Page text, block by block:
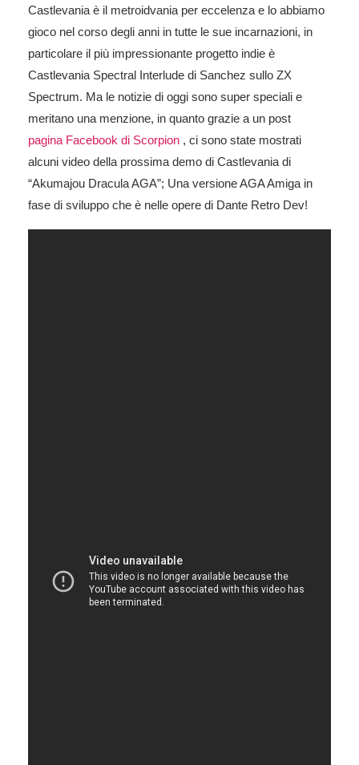
Castlevania è il metroidvania per eccelenza e lo abbiamo
gioco nel corso degli anni in tutte le sue incarnazioni, in
particolare il più impressionante progetto indie è
Castlevania Spectral Interlude di Sanchez sullo ZX
Spectrum. Ma le notizie di oggi sono super speciali e
meritano una menzione, in quanto grazie a un post
pagina Facebook di Scorpion , ci sono state mostrati
alcuni video della prossima demo di Castlevania di
“Akumajou Dracula AGA”; Una versione AGA Amiga in
fase di sviluppo che è nelle opere di Dante Retro Dev!